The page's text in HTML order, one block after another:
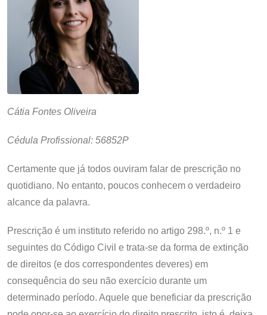
Cátia Fontes Oliveira
Cédula Profissional: 56852P
Certamente que já todos ouviram falar de prescrição no
quotidiano. No entanto, poucos conhecem o verdadeiro
alcance da palavra.
Prescrição é um instituto referido no artigo 298.º, n.º 1 e
seguintes do Código Civil e trata-se da forma de extinção
de direitos (e dos correspondentes deveres) em
consequência do seu não exercício durante um
determinado período. Aquele que beneficiar da prescrição